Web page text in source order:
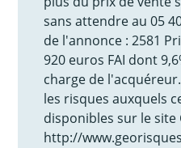
sans attendre au 05
de l'annonce : 2581
920 euros FAI dont
charge de
les risques auxquels
disponibles sur le site
http://